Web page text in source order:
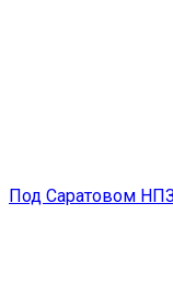
Под Саратовом